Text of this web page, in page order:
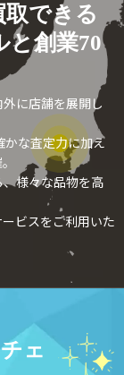
できる
と創業70
に店舗を展開し
かな査定力に加え
様々な品物を高
ビスをご利用いた
ェ